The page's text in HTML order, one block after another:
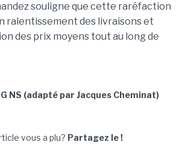
souligne que cette raréfaction
ralentissement des livraisons et
des prix moyens tout au long de
NS (adapté par Jacques Cheminat)
vous a plu? Partagez le !